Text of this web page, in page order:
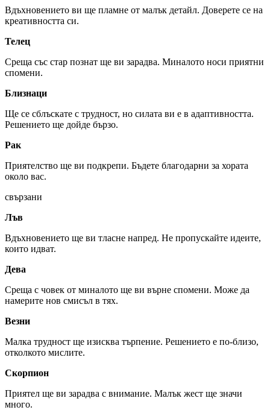
Вдъхновението ви ще пламне от малък детайл. Доверете се на
креативността си.
Телец
Среща със стар познат ще ви зарадва. Миналото носи приятни
спомени.
Близнаци
Ще се сблъскате с трудност, но силата ви е в адаптивността.
Решението ще дойде бързо.
Рак
Приятелство ще ви подкрепи. Бъдете благодарни за хората
около вас.
свързани
Лъв
Вдъхновението ще ви тласне напред. Не пропускайте идеите,
които идват.
Дева
Среща с човек от миналото ще ви върне спомени. Може да
намерите нов смисъл в тях.
Везни
Малка трудност ще изисква търпение. Решението е по-близо,
отколкото мислите.
Скорпион
Приятел ще ви зарадва с внимание. Малък жест ще значи
много.